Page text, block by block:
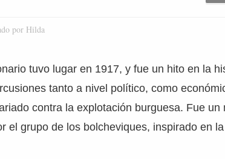
por Hilda
tuvo lugar en 1917, y fue un hito en la
tanto a nivel político, como
contra la explotación burguesa. Fue un
el grupo de los bolcheviques, inspirado en